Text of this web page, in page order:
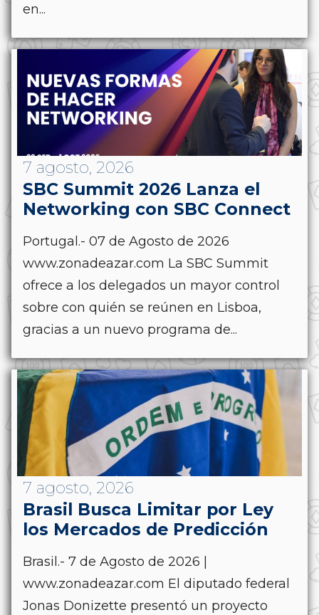
en...
7 agosto, 2026
SBC Summit 2026 Lanza el
Networking con SBC Connect
Portugal.- 07 de Agosto de 2026
www.zonadeazar.com La SBC Summit
ofrece a los delegados un mayor control
sobre con quién se reúnen en Lisboa,
gracias a un nuevo programa de...
7 agosto, 2026
Brasil Busca Limitar por Ley
los Mercados de Predicción
Brasil.- 7 de Agosto de 2026 |
www.zonadeazar.com El diputado federal
Jonas Donizette presentó un proyecto